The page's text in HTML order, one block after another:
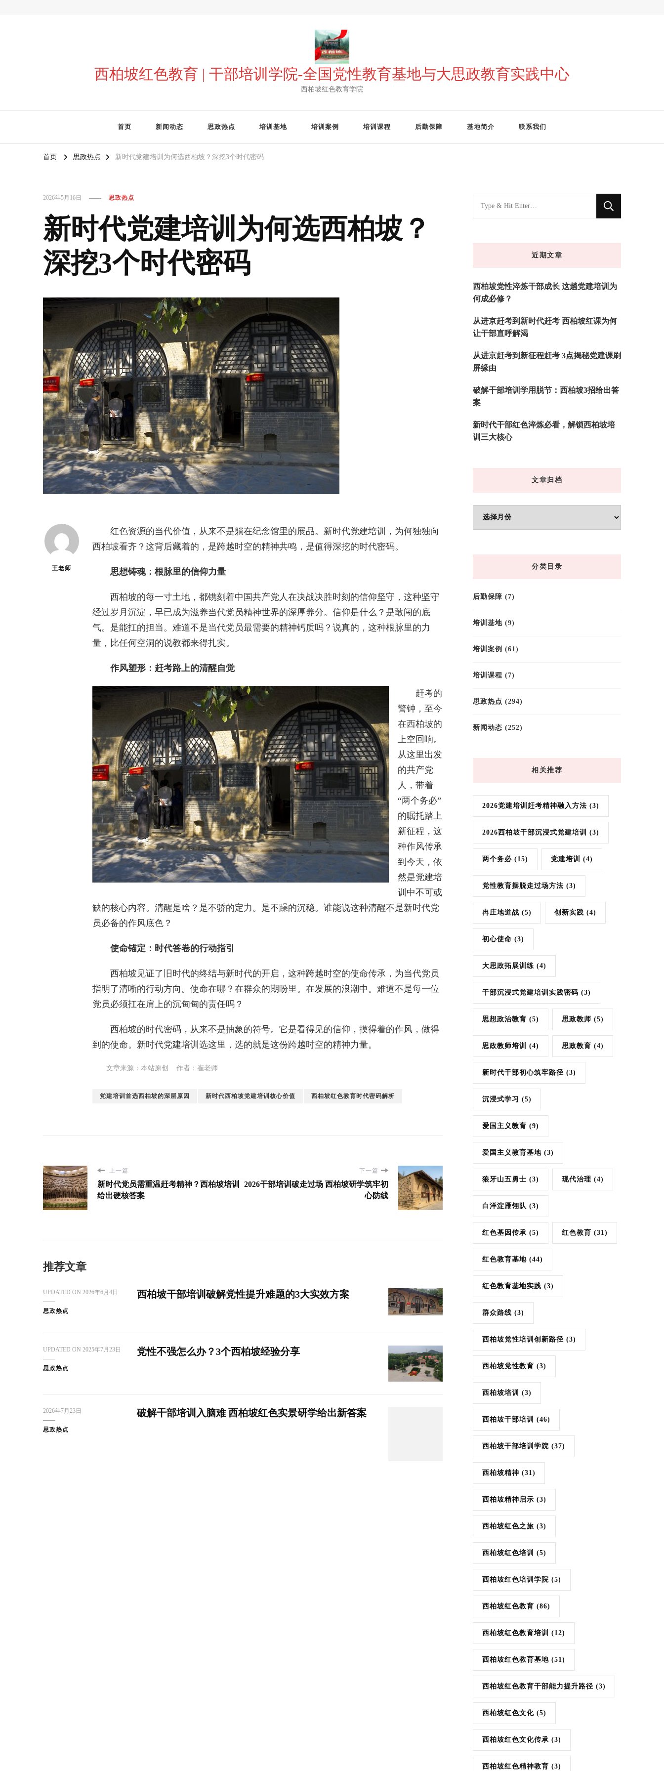
西柏坡红色教育 | 干部培训学院-全国党性教育基地与大思政教育实践中心
西柏坡红色教育学院
首页 新闻动态 思政热点 培训基地 培训案例 培训课程 后勤保障 基地简介 联系我们
首页 思政热点 新时代党建培训为何选西柏坡？深挖3个时代密码
2026年5月16日 思政热点
新时代党建培训为何选西柏坡？
深挖3个时代密码
王老师
红色资源的当代价值，从来不是躺在纪念馆里的展品。新时代党建培训，为何独独向
西柏坡看齐？这背后藏着的，是跨越时空的精神共鸣，是值得深挖的时代密码。
思想铸魂：根脉里的信仰力量
西柏坡的每一寸土地，都镌刻着中国共产党人在决战决胜时刻的信仰坚守，这种坚守
经过岁月沉淀，早已成为滋养当代党员精神世界的深厚养分。信仰是什么？是敢闯的底
气。是能扛的担当。难道不是当代党员最需要的精神钙质吗？说真的，这种根脉里的力
量，比任何空洞的说教都来得扎实。
作风塑形：赶考路上的清醒自觉
赶考的
警钟，至今
在西柏坡的
上空回响。
从这里出发
的共产党
人，带着
“两个务必”
的嘱托踏上
新征程，这
种作风传承
到今天，依
然是党建培
训中不可或
缺的核心内容。清醒是啥？是不骄的定力。是不躁的沉稳。谁能说这种清醒不是新时代党
员必备的作风底色？
使命锚定：时代答卷的行动指引
西柏坡见证了旧时代的终结与新时代的开启，这种跨越时空的使命传承，为当代党员
指明了清晰的行动方向。使命在哪？在群众的期盼里。在发展的浪潮中。难道不是每一位
党员必须扛在肩上的沉甸甸的责任吗？
西柏坡的时代密码，从来不是抽象的符号。它是看得见的信仰，摸得着的作风，做得
到的使命。新时代党建培训选这里，选的就是这份跨越时空的精神力量。
文章来源：本站原创 作者：崔老师
党建培训首选西柏坡的深层原因 新时代西柏坡党建培训核心价值 西柏坡红色教育时代密码解析
上一篇
新时代党员需重温赶考精神？西柏坡培训
给出硬核答案
下一篇
2026干部培训破走过场 西柏坡研学筑牢初
心防线
推荐文章
UPDATED ON 2026年6月4日
思政热点
西柏坡干部培训破解党性提升难题的3大实效方案
UPDATED ON 2025年7月23日
思政热点
党性不强怎么办？3个西柏坡经验分享
2026年7月23日
思政热点
破解干部培训入脑难 西柏坡红色实景研学给出新答案
找
什
近期文章
西柏坡党性淬炼干部成长 这趟党建培训为
何成必修？
从进京赶考到新时代赶考 西柏坡红课为何
让干部直呼解渴
从进京赶考到新征程赶考 3点揭秘党建课刷
屏缘由
破解干部培训学用脱节：西柏坡3招给出答
案
新时代干部红色淬炼必看，解锁西柏坡培
训三大核心
文章归档
章
分类目录
后勤保障 (7)
培训基地 (9)
培训案例 (61)
培训课程 (7)
思政热点 (294)
新闻动态 (252)
相关推荐
2026党建培训赶考精神融入方法 (3)
2026西柏坡干部沉浸式党建培训 (3)
两个务必 (15) 党建培训 (4)
党性教育摆脱走过场方法 (3)
冉庄地道战 (5) 创新实践 (4)
初心使命 (3)
大思政拓展训练 (4)
干部沉浸式党建培训实践密码 (3)
思想政治教育 (5) 思政教师 (5)
思政教师培训 (4) 思政教育 (4)
新时代干部初心筑牢路径 (3)
沉浸式学习 (5)
爱国主义教育 (9)
爱国主义教育基地 (3)
狼牙山五勇士 (3) 现代治理 (4)
白洋淀雁翎队 (3)
红色基因传承 (5) 红色教育 (31)
红色教育基地 (44)
红色教育基地实践 (3)
群众路线 (3)
西柏坡党性培训创新路径 (3)
西柏坡党性教育 (3)
西柏坡培训 (3)
西柏坡干部培训 (46)
西柏坡干部培训学院 (37)
西柏坡精神 (31)
西柏坡精神启示 (3)
西柏坡红色之旅 (3)
西柏坡红色培训 (5)
西柏坡红色培训学院 (5)
西柏坡红色教育 (86)
西柏坡红色教育培训 (12)
西柏坡红色教育基地 (51)
西柏坡红色教育干部能力提升路径 (3)
西柏坡红色文化 (5)
西柏坡红色文化传承 (3)
西柏坡红色精神教育 (3)